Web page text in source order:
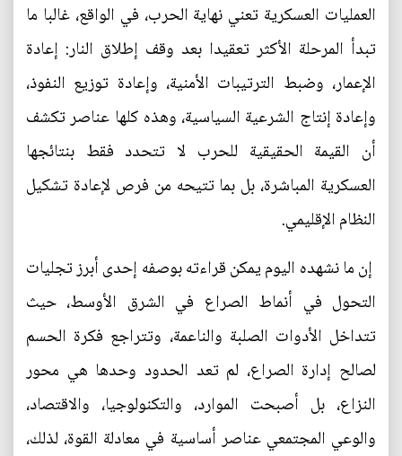
العمليات العسكرية تعني نهاية الحرب، في الواقع، غالبا ما
تبدأ المرحلة الأكثر تعقيدا بعد وقف إطلاق النار: إعادة
الإعمار، وضبط الترتيبات الأمنية، وإعادة توزيع النفوذ،
وإعادة إنتاج الشرعية السياسية، وهذه كلها عناصر تكشف
أن القيمة الحقيقية للحرب لا تتحدد فقط بنتائجها
العسكرية المباشرة، بل بما تتيحه من فرص لإعادة تشكيل
النظام الإقليمي.
إن ما نشهده اليوم يمكن قراءته بوصفه إحدى أبرز تجليات
التحول في أنماط الصراع في الشرق الأوسط، حيث
تتداخل الأدوات الصلبة والناعمة، وتتراجع فكرة الحسم
لصالح إدارة الصراع، لم تعد الحدود وحدها هي محور
النزاع، بل أصبحت الموارد، والتكنولوجيا، والاقتصاد،
والوعي المجتمعي عناصر أساسية في معادلة القوة، لذلك،